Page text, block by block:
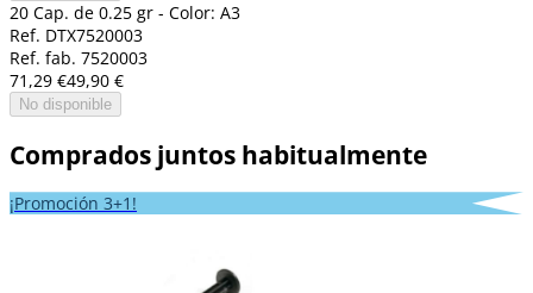
20 Cap. de 0.25 gr - Color: A3
Ref. DTX7520003
Ref. fab. 7520003
71,29 €49,90 €
No disponible
Comprados juntos habitualmente
¡Promoción 3+1!